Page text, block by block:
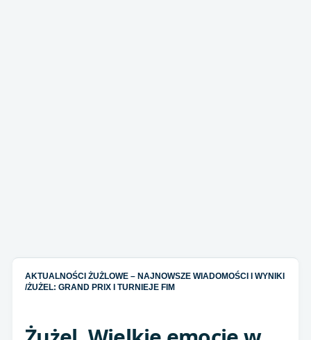
AKTUALNOŚCI ŻUŻLOWE – NAJNOWSZE WIADOMOŚCI I WYNIKI
/ŻUŻEL: GRAND PRIX I TURNIEJE FIM